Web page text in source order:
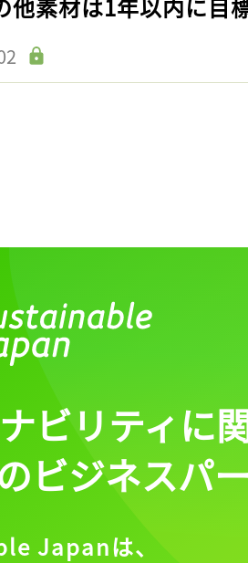
他素材は1年以内に目
ビリティに
ビジネスパ
Japanは、